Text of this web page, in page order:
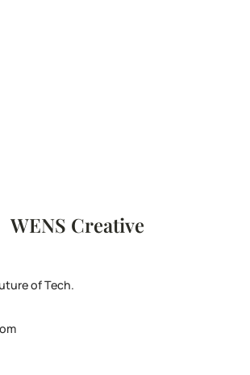
WENS Creative
of Tech.